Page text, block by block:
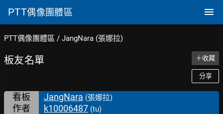
PTT偶像團體區
PTT偶像團體區 / JangNara (張娜拉)
板友名單 ＋收藏
分享
看板 JangNara (張娜拉)
作者 k10006487 (tu)